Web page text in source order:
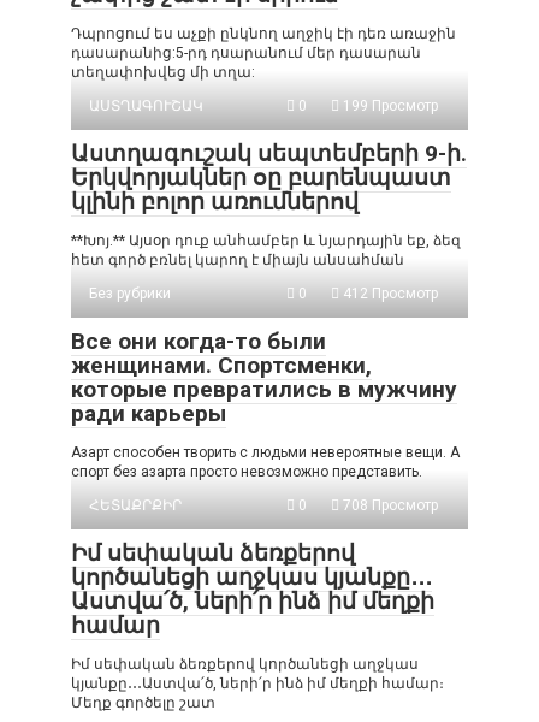
Դպրոցում ես աչքի ընկնող աղջիկ էի դեռ առաջին
դասարանից:5-րդ դսարանում մեր դասարան
տեղափոխվեց մի տղա:
ԱՍՏՂԱԳՈՒՇԱԿ
0 199 Просмотр
Աստղագուշակ սեպտեմբերի 9-ի.
Երկվորյակներ օը բարենպաստ
կլինի բոլոր առումներով
**Խոյ.** Այսօր դուք անհամբեր և նյարդային եք, ձեզ
հետ գործ բռնել կարող է միայն անսահման
Без рубрики
0 412 Просмотр
Все они когда-то были
женщинами. Спортсменки,
которые превратились в мужчину
ради карьеры
Азарт способен творить с людьми невероятные вещи. А
спорт без азарта просто невозможно представить.
ՀԵՏԱՔՐՔԻՐ
0 708 Просмотр
Իմ սեփական ձեռքերով
կործանեցի աղջկաս կյանքը․․․
Աստվա՛ծ, ների՛ր ինձ իմ մեղքի
համար
Իմ սեփական ձեռքերով կործանեցի աղջկաս
կյանքը․․․Աստվա՛ծ, ների՛ր ինձ իմ մեղքի համար։
Մեղք գործելը շատ